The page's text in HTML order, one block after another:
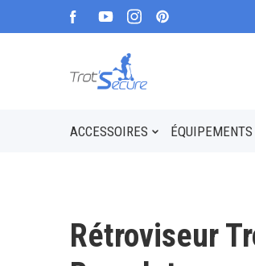
ACCESSOIRES ÉQUIPEMENTS
Rétroviseur